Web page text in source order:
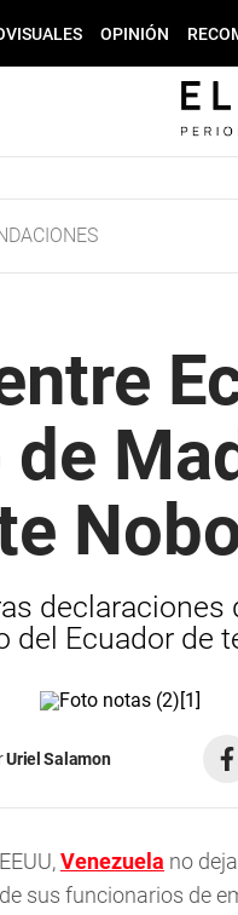
OPINIÓN
declaraciones
del Ecuador de
Uriel Salamon
Venezuela no
sus funcionarios de